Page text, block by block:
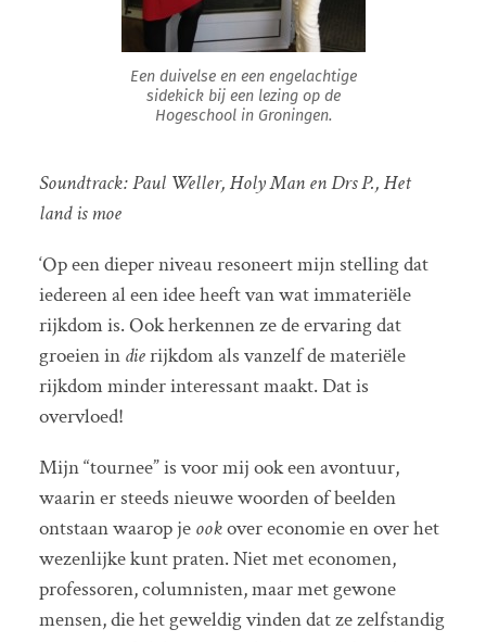
Een duivelse en een engelachtige
sidekick bij een lezing op de
Hogeschool in Groningen.
Soundtrack: Paul Weller, Holy Man en Drs P., Het
land is moe
‘Op een dieper niveau resoneert mijn stelling dat
iedereen al een idee heeft van wat immateriële
rijkdom is. Ook herkennen ze de ervaring dat
groeien in dierijkdom als vanzelf de materiële
rijkdom minder interessant maakt. Dat is
overvloed!
Mijn “tournee” is voor mij ook een avontuur,
waarin er steeds nieuwe woorden of beelden
ontstaan waarop je ookover economie en over het
wezenlijke kunt praten. Niet met economen,
professoren, columnisten, maar met gewone
mensen, die het geweldig vinden dat ze zelfstandig